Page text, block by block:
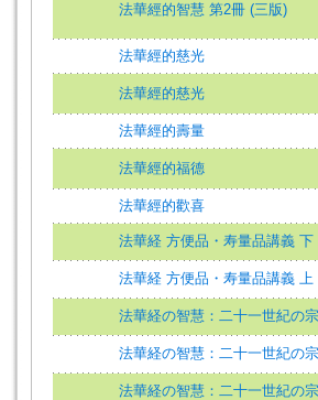
法華經的智慧 第2冊 (三版)
法華經的慈光
法華經的慈光
法華經的壽量
法華經的福德
法華經的歡喜
法華経 方便品・寿量品講義 下
法華経 方便品・寿量品講義 上
法華経の智慧：二十一世紀の
法華経の智慧：二十一世紀の
法華経の智慧：二十一世紀の